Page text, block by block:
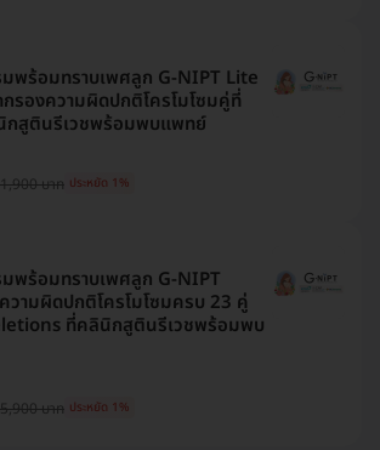
มพร้อมทราบเพศลูก G-NIPT Lite
กรองความผิดปกติโครโมโซมคู่ที่
กสูตินรีเวชพร้อมพบแพทย์
บาท ประหยัด 1%
พร้อมทราบเพศลูก G-NIPT
ามผิดปกติโครโมโซมครบ 23 คู่
ที่คลินิกสูตินรีเวชพร้อมพบ
บาท ประหยัด 1%